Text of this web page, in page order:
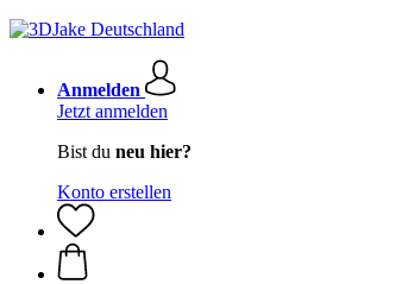
Anmelden
Jetzt anmelden
Bist du neu hier?
Konto erstellen